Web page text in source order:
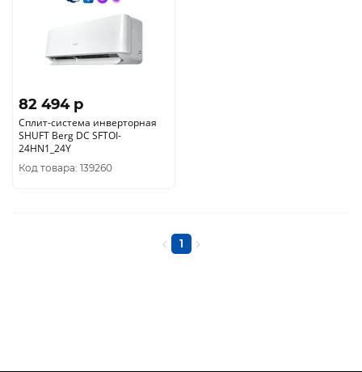
82 494 p
Сплит-система инверторная
SHUFT Berg DC SFTOI-
24HN1_24Y
Код товара: 139260
1